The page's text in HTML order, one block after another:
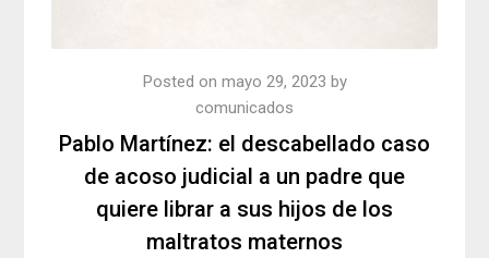
Pablo Martínez: el descabellado caso
de acoso judicial a un padre que
quiere librar a sus hijos de los
maltratos maternos
Posted on mayo 29, 2023 by
comunicados